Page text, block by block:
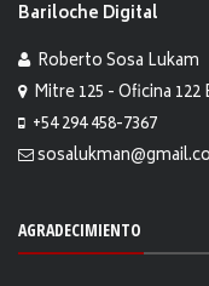
Bariloche Digital
Roberto Sosa Lukam
Mitre 125 - Oficina 122
+54 294 458-7367
AGRADECIMIENTO